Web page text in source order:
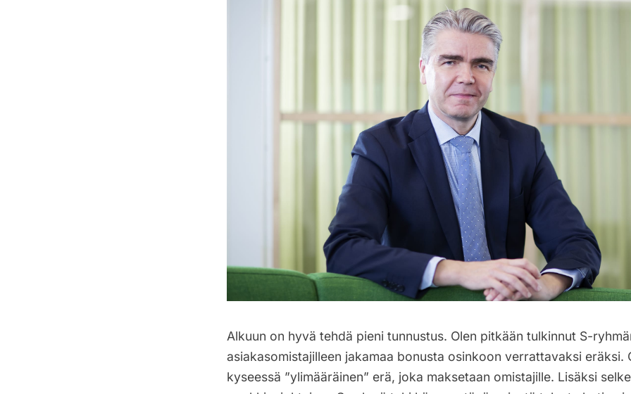
Alkuun on hyvä tehdä pieni tunnustus. Olen pitkään tulkinnut S-
asiakasomistajilleen jakamaa bonusta osinkoon verrattavaksi eräksi.
kyseessä ”ylimääräinen” erä, joka maksetaan omistajille. Lisäksi